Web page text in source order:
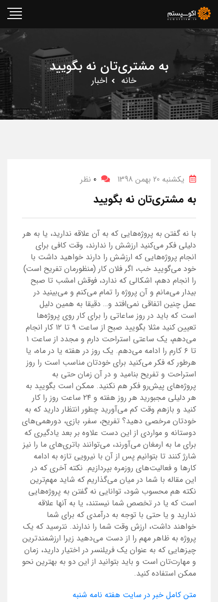
به مشتری‌تان نه بگویید
خانه اخبار
یکشنبه 20 بهمن 1398 0 نظر
به مشتری‌تان نه بگویید
با نه گفتن به پروژه‌هایی که به آن علاقه ندارید، یا به هر
دلیلی فکر می‌کنید ارزشش را ندارند، وقت کافی برای
انجام پروژه‌هایی که ارزشش را دارند خواهید داشت با
خود می‌گویید خب، اگر فلان کار (منظورمان تفریح است)
را انجام دهم، اشکالی که ندارد، فوقش امشب تا صبح
بیدار می‌مانم و آن پروژه را تمام می‌کنم و می‌بینید در
عمل چنین اتفاقی نمی‌افتد و… دقیقا به همین دلیل
است که باید در روز ساعاتی را برای کار روی پروژه‌ها
تعیین کنید مثلا بگویید صبح از ساعت ۹ تا ۱۲ کار انجام
می‌دهم، یک ساعتی استراحت دارم و مجدد از ساعت ۱
تا ۶ کارم را ادامه می‌دهم. یک روز در هفته یا در ماه، یا
هرطور که فکر می‌کنید برای خودتان مناسب است را روز
استراحت و تفریح بنامید و در آن زمان حتی به
پروژه‌های پیش‌رو فکر هم نکنید. ممکن است بگویید به
هر دلیلی مجبورید هر روز هفته و ۲۴ ساعت روز را کار
کنید و بازهم وقت کم می‌آورید چطور انتظار دارید که به
خودتان مرخصی دهید؟ تفریح، سفر، بازی، دورهمی‌های
دوستانه و مواردی از این دست علاوه بر بعد یادگیری که
برای ما به ارمغان می‌آورند، می‌توانند باتری‌های ما را نیز
شارژ کنند تا بتوانیم پس از آن با نیرویی تازه به ادامه
کارها و فعالیت‌های روزمره بپردازیم. نکته آخری که در
این مقاله با شما در میان می‌گذاریم که شاید مهم‌ترین
نکته هم محسوب شود، توانایی نه گفتن به پروژه‌هایی
است که یا در تخصص شما نیستند، یا به آنها علاقه
ندارید و یا حتی با توجه به درآمدی که برای شما
خواهند داشت، ارزش وقت شما را ندارند. نترسید که یک
پروژه به ظاهر مهم‌ را از دست می‌دهید زیرا ارزشمندترین
چیزهایی که به عنوان یک فریلنسر در اختیار دارید، زمان
و مهارت‌تان است و باید بتوانید از این دو به بهترین نحو
ممکن استفاده کنید.
متن کامل خبر در سایت هفته نامه شنبه